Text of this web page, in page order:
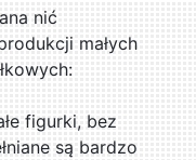
nić
małych
figurki, bez
są bardzo